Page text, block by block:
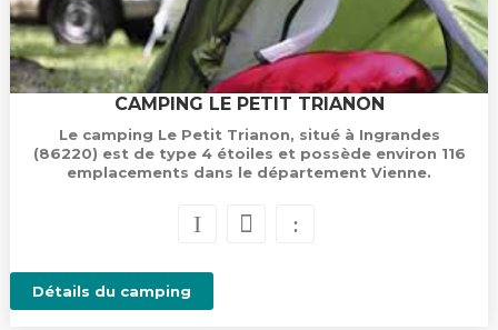
CAMPING LE PETIT TRIANON
Le camping Le Petit Trianon, situé à Ingrandes
(86220) est de type 4 étoiles et possède environ 116
emplacements dans le département Vienne.
Détails du camping